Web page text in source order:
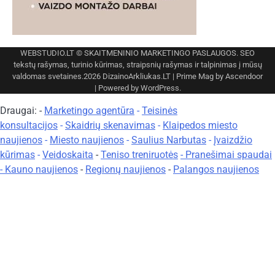
WEBSTUDIO.LT © SKAITMENINIO MARKETINGO PASLAUGOS. SEO
tekstų rašymas, turinio kūrimas, straipsnių rašymas ir talpinimas į mūsų
valdomas svetaines.2026 DizainoArkliukas.LT | Prime Mag by Ascendoor
| Powered by WordPress.
Draugai: - Marketingo agentūra - Teisinės
konsultacijos - Skaidrių skenavimas - Klaipedos miesto
naujienos - Miesto naujienos - Saulius Narbutas - Įvaizdžio
kūrimas - Veidoskaita - Teniso treniruotės - Pranešimai spaudai
- Kauno naujienos - Regionų naujienos - Palangos naujienos